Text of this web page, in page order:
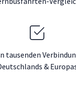
tausenden
&